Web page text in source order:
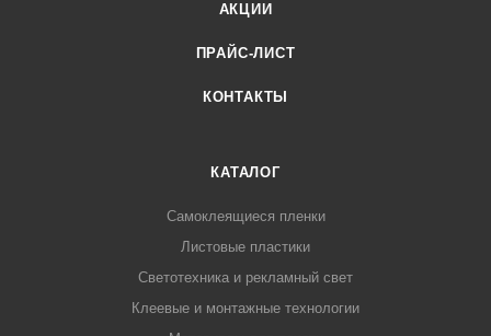
АКЦИИ
ПРАЙС-ЛИСТ
КОНТАКТЫ
КАТАЛОГ
Самоклеящиеся пленки
Листовые пластики
Светотехника и рекламный свет
Клеевые и монтажные технологии